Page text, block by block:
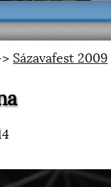
Sázavafest 2009